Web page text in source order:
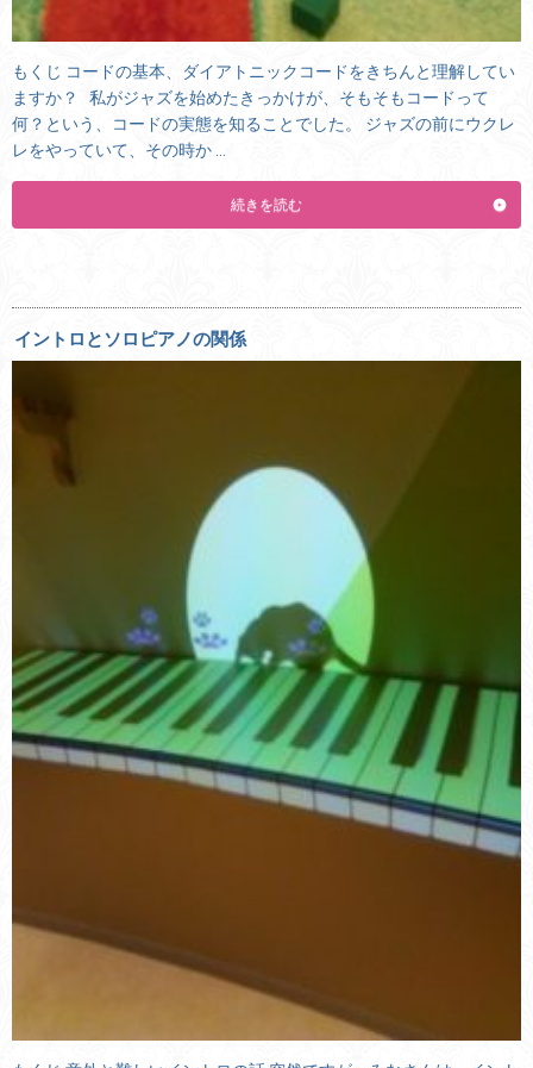
もくじ コードの基本、ダイアトニックコードをきちんと理解してい
ますか？ 私がジャズを始めたきっかけが、そもそもコードって
何？という、コードの実態を知ることでした。 ジャズの前にウクレ
レをやっていて、その時か …
続きを読む
イントロとソロピアノの関係